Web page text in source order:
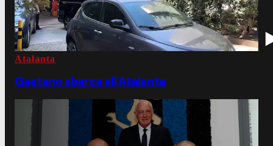
Atalanta
Gaetano sbarca all'Atalanta